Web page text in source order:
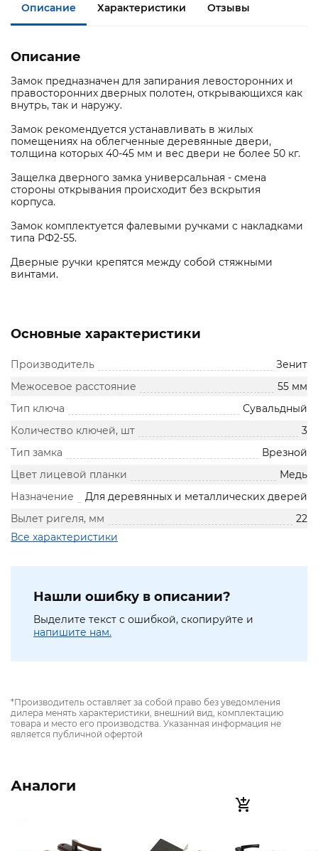
Описание Характеристики Отзывы
Описание
Замок предназначен для запирания левосторонних и
правосторонних дверных полотен, открывающихся как
внутрь, так и наружу.
Замок рекомендуется устанавливать в жилых
помещениях на облегченные деревянные двери,
толщина которых 40-45 мм и вес двери не более 50 кг.
Защелка дверного замка универсальная - смена
стороны открывания происходит без вскрытия
корпуса.
Замок комплектуется фалевыми ручками с накладками
типа РФ2-55.
Дверные ручки крепятся между собой стяжными
винтами.
Основные характеристики
Производитель
Зенит
Межосевое расстояние
55 мм
Тип ключа
Сувальдный
Количество ключей, шт
3
Тип замка
Врезной
Цвет лицевой планки
Медь
Назначение
Для деревянных и металлических дверей
Вылет ригеля, мм
22
Все характеристики
Нашли ошибку в описании?
Выделите текст с ошибкой, скопируйте и
напишите нам.
*Производитель оставляет за собой право без уведомления
дилера менять характеристики, внешний вид, комплектацию
товара и место его производства. Указанная информация не
является публичной офертой
Аналоги